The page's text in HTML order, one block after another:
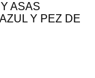
ASAS
Y PEZ DE